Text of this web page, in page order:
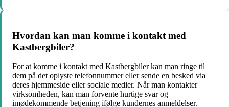
Hvordan kan man komme i kontakt med
Kastbergbiler?
For at komme i kontakt med Kastbergbiler kan man ringe til
dem på det oplyste telefonnummer eller sende en besked via
deres hjemmeside eller sociale medier. Når man kontakter
virksomheden, kan man forvente hurtige svar og
imødekommende betjening ifølge kundernes anmeldelser.